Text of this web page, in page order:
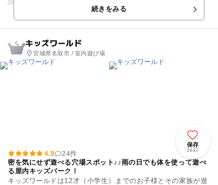
設！ 東北エリア最大級の常設エア遊具施設。 イオン仙台中山
続きをみる
2 キッズワールド
宮城県名取市 / 室内遊び場
保存
2637
4.9
24件
密を気にせず遊べる穴場スポット♪♪雨の日でも体を使って遊べ
る屋内キッズパーク！
キッズワールドは12才（小学生）までのお子様とその家族が遊